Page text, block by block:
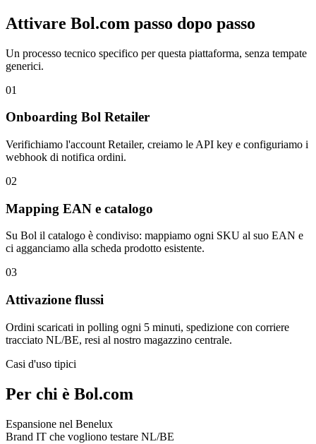
Attivare Bol.com passo dopo passo
Un processo tecnico specifico per questa piattaforma, senza tempate
generici.
01
Onboarding Bol Retailer
Verifichiamo l'account Retailer, creiamo le API key e configuriamo i
webhook di notifica ordini.
02
Mapping EAN e catalogo
Su Bol il catalogo è condiviso: mappiamo ogni SKU al suo EAN e
ci agganciamo alla scheda prodotto esistente.
03
Attivazione flussi
Ordini scaricati in polling ogni 5 minuti, spedizione con corriere
tracciato NL/BE, resi al nostro magazzino centrale.
Casi d'uso tipici
Per chi è Bol.com
Espansione nel Benelux
Brand IT che vogliono testare NL/BE